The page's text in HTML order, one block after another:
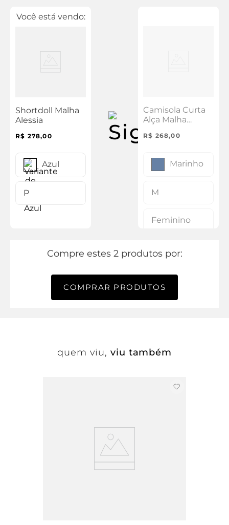
Você está vendo:
Shortdoll Malha
Alessia
R$ 278,00
Azul
P
Camisola Curta
Alça Malha
R$ 268,00
Marinho
M
Feminino
Compre estes 2 produtos por:
COMPRAR PRODUTOS
quem viu, viu também